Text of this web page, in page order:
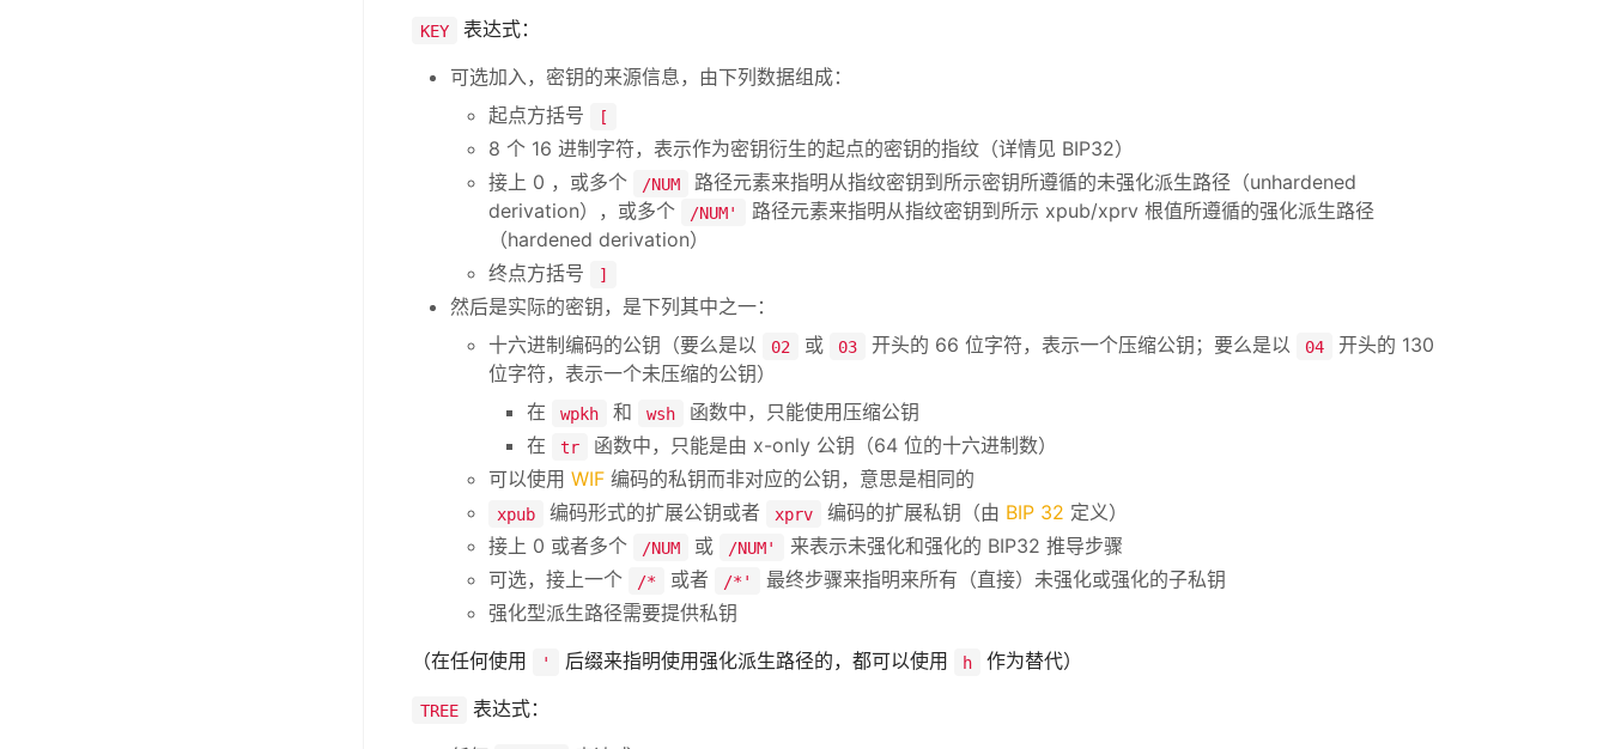
KEY
表达式：
可选加入，密钥的来源信息，由下列数据组成：
起点方括号
[
8 个 16 进制字符，表示作为密钥衍生的起点的密钥的指纹（详情见 BIP32）
接上 0 ，或多个
/NUM
路径元素来指明从指纹密钥到所示密钥所遵循的未强化派生路径（unhardened
derivation），或多个
/NUM'
路径元素来指明从指纹密钥到所示 xpub/xprv 根值所遵循的强化派生路径
（hardened derivation）
终点方括号
]
然后是实际的密钥，是下列其中之一：
十六进制编码的公钥（要么是以
02 或 03 开头的 66 位字符，表示一个压缩公钥；要么是以 04
开头的 130
位字符，表示一个未压缩的公钥）
在
wpkh 和 wsh
函数中，只能使用压缩公钥
在
tr
函数中，只能是由 x-only 公钥（64 位的十六进制数）
可以使用 WIF 编码的私钥而非对应的公钥，意思是相同的
xpub 编码形式的扩展公钥或者 xprv 编码的扩展私钥（由 BIP 32 定义）
接上 0 或者多个
/NUM 或 /NUM'
来表示未强化和强化的 BIP32 推导步骤
可选，接上一个
/* 或者 /*'
最终步骤来指明来所有（直接）未强化或强化的子私钥
强化型派生路径需要提供私钥
（在任何使用
' 后缀来指明使用强化派生路径的，都可以使用 h 作为替代）
TREE
表达式：